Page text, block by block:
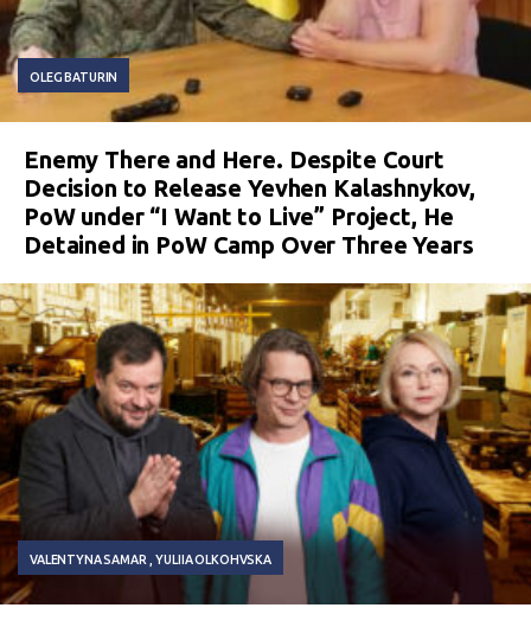
OLEG BATURIN
Enemy There and Here. Despite Court
Decision to Release Yevhen Kalashnykov,
PoW under “I Want to Live” Project, He
Detained in PoW Camp Over Three Years
VALENTYNA SAMAR YULIIA OLKOHVSKA